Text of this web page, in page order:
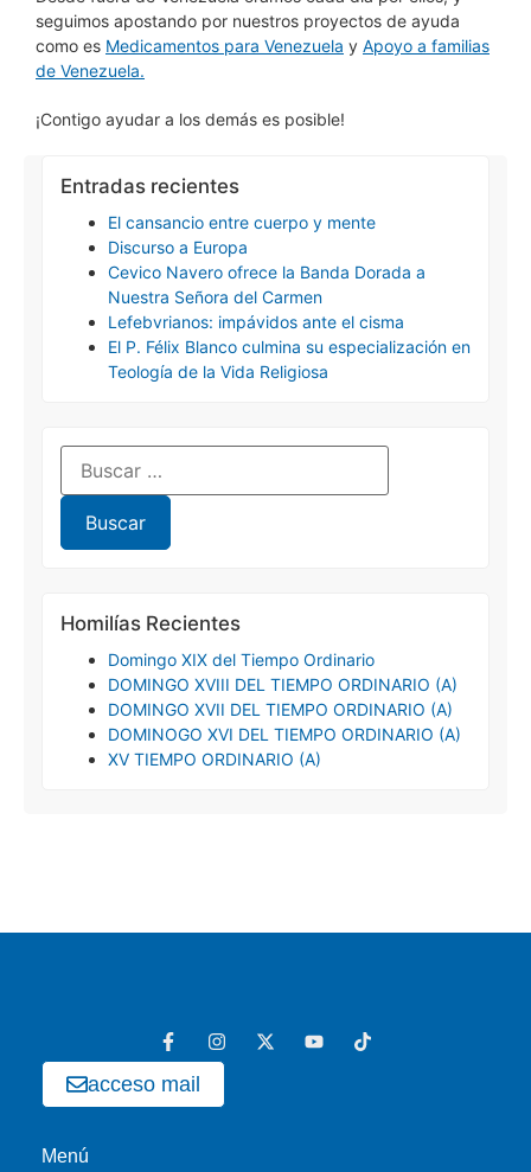
seguimos apostando por nuestros proyectos de ayuda
como es Medicamentos para Venezuela y Apoyo a familias
de Venezuela.
¡Contigo ayudar a los demás es posible!
Entradas recientes
El cansancio entre cuerpo y mente
Discurso a Europa
Cevico Navero ofrece la Banda Dorada a
Nuestra Señora del Carmen
Lefebvrianos: impávidos ante el cisma
El P. Félix Blanco culmina su especialización en
Teología de la Vida Religiosa
Homilías Recientes
Domingo XIX del Tiempo Ordinario
DOMINGO XVIII DEL TIEMPO ORDINARIO (A)
DOMINGO XVII DEL TIEMPO ORDINARIO (A)
DOMINOGO XVI DEL TIEMPO ORDINARIO (A)
XV TIEMPO ORDINARIO (A)
acceso mail
Menú